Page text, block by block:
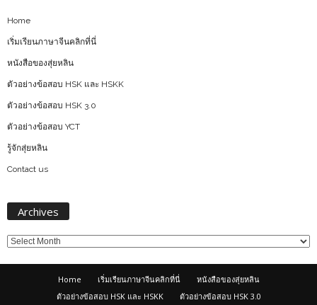
Home
เริ่มเรียนภาษาจีนคลิกที่นี่
หนังสือของสุ่ยหลิน
ตัวอย่างข้อสอบ HSK และ HSKK
ตัวอย่างข้อสอบ HSK 3.0
ตัวอย่างข้อสอบ YCT
รู้จักสุ่ยหลิน
Contact us
Archives
Home เริ่มเรียนภาษาจีนคลิกที่นี่
หนังสือของสุ่ยหลิน
ตัวอย่างข้อสอบ HSK และ HSKK
ตัวอย่างข้อสอบ HSK 3.0